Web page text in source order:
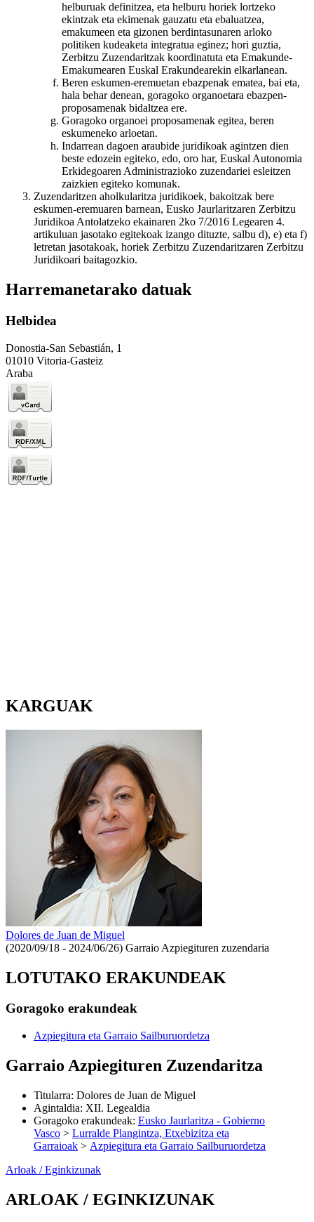
helburuak definitzea, eta helburu horiek lortzeko
ekintzak eta ekimenak gauzatu eta ebaluatzea,
emakumeen eta gizonen berdintasunaren arloko
politiken kudeaketa integratua eginez; hori guztia,
Zerbitzu Zuzendaritzak koordinatuta eta Emakunde-
Emakumearen Euskal Erakundearekin elkarlanean.
Beren eskumen-eremuetan ebazpenak ematea, bai eta,
hala behar denean, goragoko organoetara ebazpen-
proposamenak bidaltzea ere.
Goragoko organoei proposamenak egitea, beren
eskumeneko arloetan.
Indarrean dagoen araubide juridikoak agintzen dien
beste edozein egiteko, edo, oro har, Euskal Autonomia
Erkidegoaren Administrazioko zuzendariei esleitzen
zaizkien egiteko komunak.
Zuzendaritzen aholkularitza juridikoek, bakoitzak bere
eskumen-eremuaren barnean, Eusko Jaurlaritzaren Zerbitzu
Juridikoa Antolatzeko ekainaren 2ko 7/2016 Legearen 4.
artikuluan jasotako egitekoak izango dituzte, salbu d), e) eta f)
letretan jasotakoak, horiek Zerbitzu Zuzendaritzaren Zerbitzu
Juridikoari baitagozkio.
Harremanetarako datuak
Helbidea
Donostia-San Sebastián, 1
01010 Vitoria-Gasteiz
Araba
KARGUAK
Dolores de Juan de Miguel
(2020/09/18 - 2024/06/26) Garraio Azpiegituren zuzendaria
LOTUTAKO ERAKUNDEAK
Goragoko erakundeak
Azpiegitura eta Garraio Sailburuordetza
Garraio Azpiegituren Zuzendaritza
Titularra: Dolores de Juan de Miguel
Agintaldia: XII. Legealdia
Goragoko erakundeak: Eusko Jaurlaritza - Gobierno
Vasco > Lurralde Plangintza, Etxebizitza eta
Garraioak > Azpiegitura eta Garraio Sailburuordetza
Arloak / Eginkizunak
ARLOAK / EGINKIZUNAK